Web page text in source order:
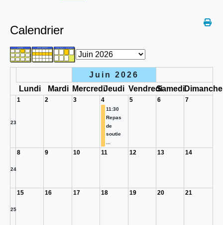
Calendrier
Juin 2026
Lundi
Mardi MercrediJeudi VendrediSamediDimanche
23
1 2 3 4
11:30
Repas
de
soutie
5 6 7
24
8 9 10 11 12 13 14
25
15 16 17 18 19 20 21